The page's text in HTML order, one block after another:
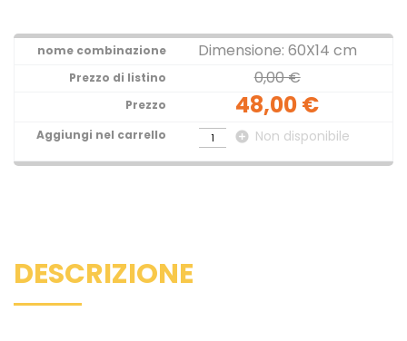
Dimensione: 60X14 cm
0,00 €
48,00 €
add_circle Non disponibile
DESCRIZIONE